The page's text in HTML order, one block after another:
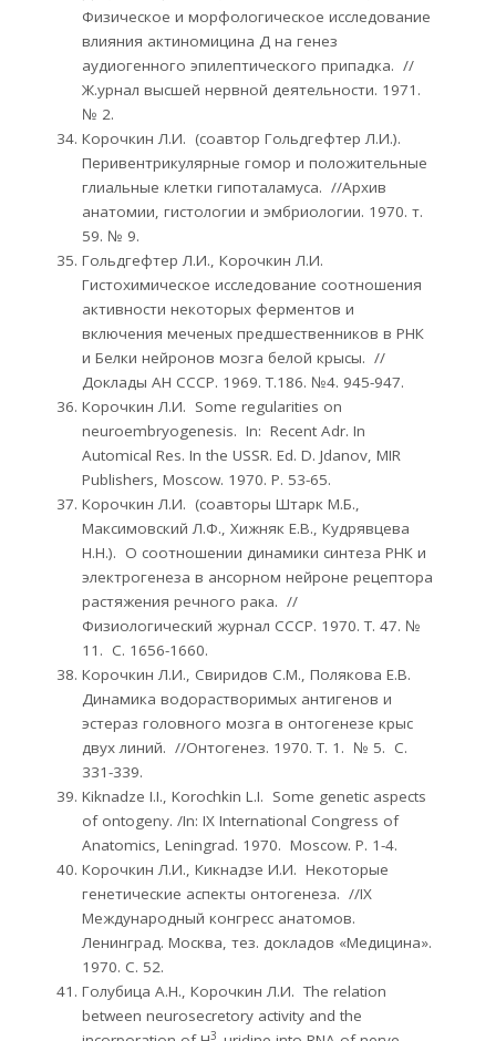
Физическое и морфологическое исследование
влияния актиномицина Д на генез
аудиогенного эпилептического припадка. //
Ж.урнал высшей нервной деятельности. 1971.
№ 2.
Корочкин Л.И. (соавтор Гольдгефтер Л.И.).
Перивентрикулярные гомор и положительные
глиальные клетки гипоталамуса. //Архив
анатомии, гистологии и эмбриологии. 1970. т.
59. № 9.
Гольдгефтер Л.И., Корочкин Л.И.
Гистохимическое исследование соотношения
активности некоторых ферментов и
включения меченых предшественников в РНК
и Белки нейронов мозга белой крысы. //
Доклады АН СССР. 1969. Т.186. №4. 945-947.
Корочкин Л.И. Some regularities on
neuroembryogenesis. In: Recent Adr. In
Automical Res. In the USSR. Ed. D. Jdanov, MIR
Publishers, Moscow. 1970. Р. 53-65.
Корочкин Л.И. (соавторы Штарк М.Б.,
Максимовский Л.Ф., Хижняк Е.В., Кудрявцева
Н.Н.). О соотношении динамики синтеза РНК и
электрогенеза в ансорном нейроне рецептора
растяжения речного рака. //
Физиологический журнал СССР. 1970. Т. 47. №
11. С. 1656-1660.
Корочкин Л.И., Свиридов С.М., Полякова Е.В.
Динамика водорастворимых антигенов и
эстераз головного мозга в онтогенезе крыс
двух линий. //Онтогенез. 1970. Т. 1. № 5. С.
331-339.
Kiknadze I.I., Korochkin L.I. Some genetic aspects
of ontogeny. /In: IX International Congress of
Anatomics, Leningrad. 1970. Moscow. Р. 1-4.
Корочкин Л.И., Кикнадзе И.И. Некоторые
генетические аспекты онтогенеза. //IX
Международный конгресс анатомов.
Ленинград. Москва, тез. докладов «Медицина».
1970. С. 52.
Голубица А.Н., Корочкин Л.И. The relation
between neurosecretory activity and the
3